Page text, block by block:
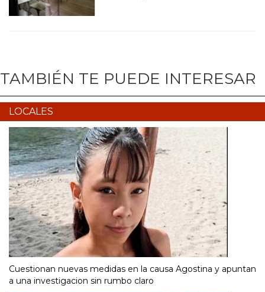
TAMBIÉN TE PUEDE INTERESAR
LOCALES
Cuestionan nuevas medidas en la causa Agostina y apuntan
a una investigacion sin rumbo claro